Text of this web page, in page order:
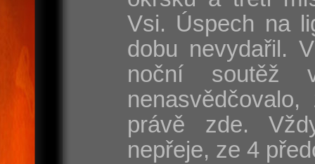
Vsi. Úspech na
dobu nevydařil.
noční soutěž
právě zde.
nepřeje, ze 4